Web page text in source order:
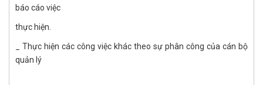
báo cáo việc
thực hiện.
_ Thực hiện các công việc khác theo sự phân công của cán bộ
quản lý